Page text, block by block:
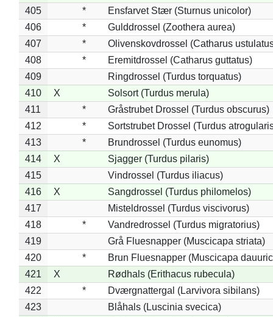
405
*
Ensfarvet Stær (Sturnus unicolor)
406
*
Gulddrossel (Zoothera aurea)
407
*
Olivenskovdrossel (Catharus
408
*
Eremitdrossel (Catharus guttatus)
409
Ringdrossel (Turdus torquatus)
410
X
Solsort (Turdus merula)
411
*
Gråstrubet Drossel (Turdus obscurus)
412
*
Sortstrubet Drossel (Turdus
413
*
Brundrossel (Turdus eunomus)
414
X
Sjagger (Turdus pilaris)
415
Vindrossel (Turdus iliacus)
416
X
Sangdrossel (Turdus philomelos)
417
Misteldrossel (Turdus viscivorus)
418
*
Vandredrossel (Turdus migratorius)
419
Grå Fluesnapper (Muscicapa striata)
420
*
Brun Fluesnapper (Muscicapa
421
X
Rødhals (Erithacus rubecula)
422
*
Dværgnattergal (Larvivora sibilans)
423
Blåhals (Luscinia svecica)